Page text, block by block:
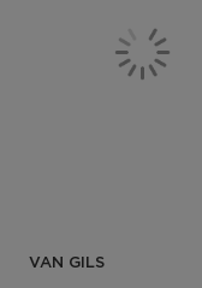
VAN GILS